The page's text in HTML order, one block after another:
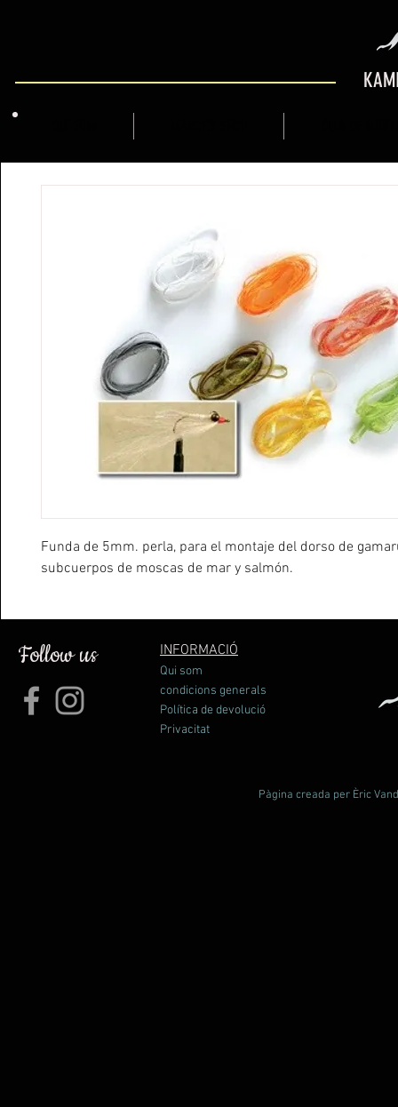
Funda de 5mm. perla, para el montaje del dorso de
subcuerpos de moscas de mar y salmón.
Follow us INFORMACIÓ
Qui som
condicions generals
Política de devolució
Privacitat
Pàgina creada per Èric